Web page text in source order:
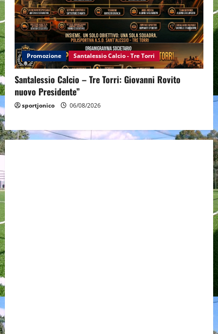
Promozione Santalessio Calcio - Tre Torri
Santalessio Calcio – Tre Torri: Giovanni Rovito
nuovo Presidente”
sportjonico 06/08/2026